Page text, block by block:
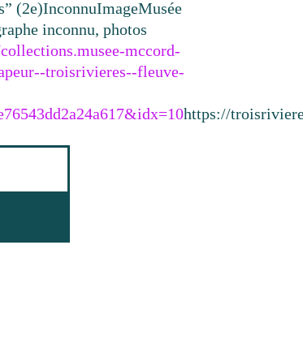
(2e)InconnuImageMusée
inconnu, photos
mccord-
troisrivieres--fleuve-
https://